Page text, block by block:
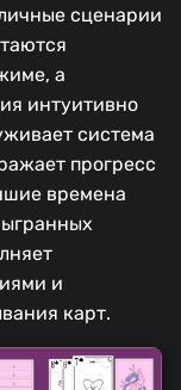
сценарии
а
интуитивно
система
прогресс
времена
и
карт.